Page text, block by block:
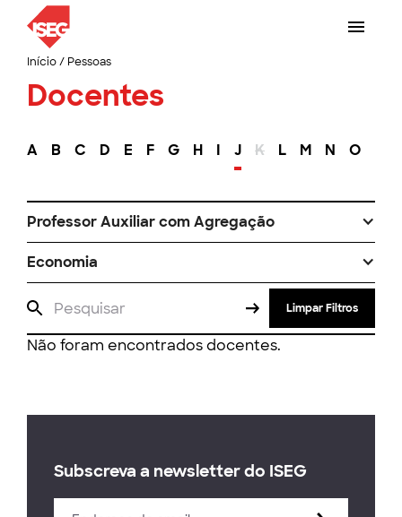
Início/ Pessoas
Docentes
A B C D E F G H I J K L M N O
Professor Auxiliar com Agregação
Economia
Limpar Filtros
Não foram encontrados docentes.
Subscreva a newsletter do ISEG